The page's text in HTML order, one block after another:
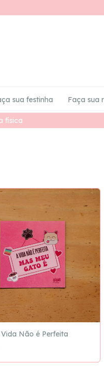
física
sua festinha Faça sua
Não é Perfeita